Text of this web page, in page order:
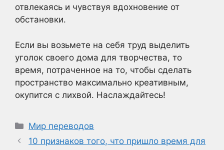
отвлекаясь и чувствуя вдохновение от
обстановки.
Если вы возьмете на себя труд выделить
уголок своего дома для творчества, то
время, потраченное на то, чтобы сделать
пространство максимально креативным,
окупится с лихвой. Наслаждайтесь!
Рубрики
Мир переводов
10 признаков того, что пришло время для